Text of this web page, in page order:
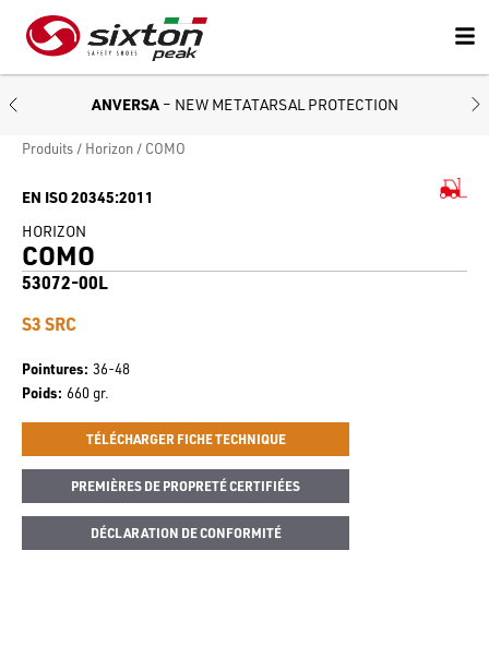
ANVERSA – NEW METATARSAL PROTECTION
Produits Horizon COMO
EN ISO 20345:2011
HORIZON
COMO
53072-00L
S3 SRC
Pointures 36-48
Poids 660 gr.
TÉLÉCHARGER FICHE TECHNIQUE
PREMIÈRES DE PROPRETÉ CERTIFIÉES
DÉCLARATION DE CONFORMITÉ